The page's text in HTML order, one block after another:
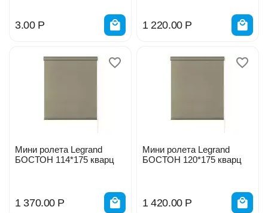
3.00 Р 1 220.00 Р
Мини ролета Legrand
БОСТОН 114*175 кварц
1 370.00 Р
Мини ролета Legrand
БОСТОН 120*175 кварц
1 420.00 Р